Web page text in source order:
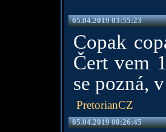
05.04.2019 03:55:23
Copak
Čert vem
se pozná,
PretorianCZ
05.04.2019 00:26:45